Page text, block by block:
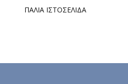
ΠΑΛΙΑ ΙΣΤΟΣΕΛΙΔΑ